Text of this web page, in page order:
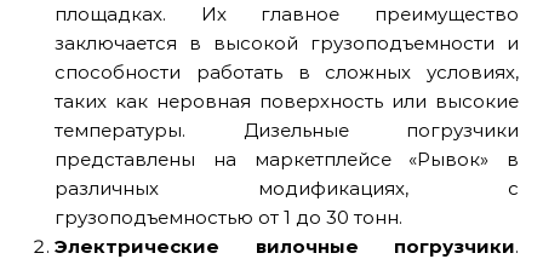
площадках. Их главное преимущество
заключается в высокой грузоподъемности и
способности работать в сложных условиях,
таких как неровная поверхность или высокие
температуры. Дизельные погрузчики
представлены на маркетплейсе «Рывок» в
различных модификациях, с
грузоподъемностью от 1 до 30 тонн.
Электрические вилочные погрузчики.